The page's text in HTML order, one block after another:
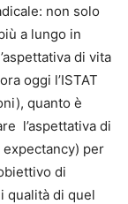
non solo
a lungo in
di vita
oggi l’ISTAT
quanto è
l’aspettativa di
per
di
qualità di quel